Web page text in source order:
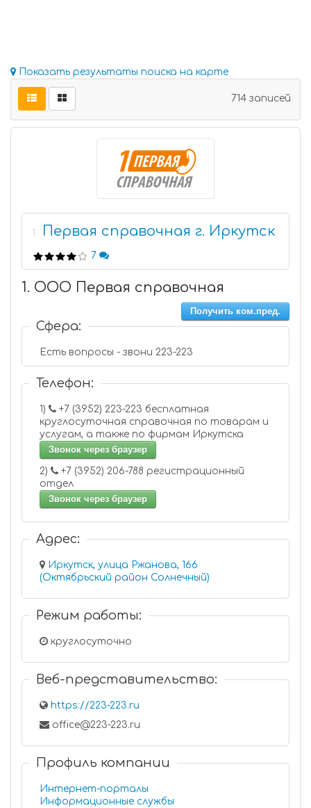
Показать результаты поиска на карте
714 записей
1 Первая справочная г. Иркутск
7
1. ООО Первая справочная
Получить ком.пред.
Сфера:
Есть вопросы - звони 223-223
Телефон:
1)
круглосуточная справочная по товарам и
услугам, а также по фирмам Иркутска
Звонок через браузер
2)
отдел
Звонок через браузер
Адрес:
Иркутск, улица Ржанова, 166
(Октябрьский район Солнечный)
Режим работы:
круглосуточно
Веб-представительство:
https://223-223.ru
office@223-223.ru
Профиль компании
Интернет-порталы
Информационные службы